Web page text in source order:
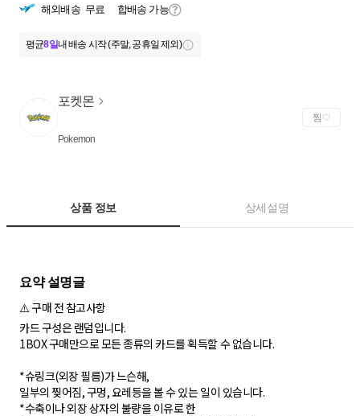
해외배송 무료 합배송 가능
평균8일내 배송 시작 (주말, 공휴일 제외)
포켓몬
Pokemon
찜
상품 정보 상세설명
요약 설명글
⚠️ 구매 전 참고사항
카드 구성은 랜덤입니다.
1BOX 구매만으로 모든 종류의 카드를 획득할 수 없습니다.
*슈링크(외장 필름)가 느슨해,
일부의 찢어짐, 구멍, 요레등을 볼 수 있는 일이 있습니다.
*수축이나 외장 상자의 불량을 이유로 한